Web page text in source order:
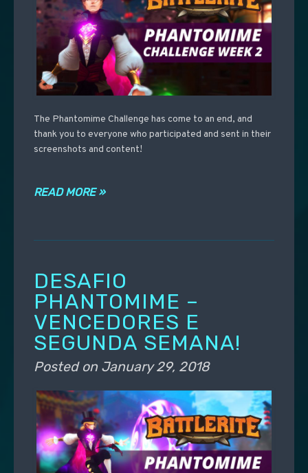
The Phantomime Challenge has come to an end, and
thank you to everyone who participated and sent in their
screenshots and content!
READ MORE »
DESAFIO
PHANTOMIME –
VENCEDORES E
SEGUNDA SEMANA!
Posted on January 29, 2018